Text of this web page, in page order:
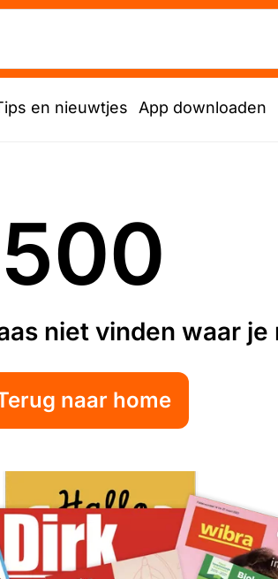
en nieuwtjes App downloaden
500
niet vinden waar je
naar home